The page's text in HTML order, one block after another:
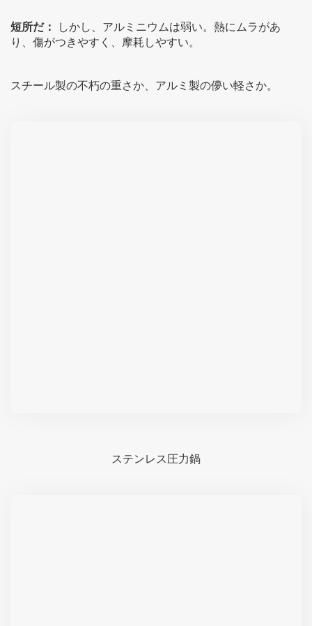
短所だ：
しかし、アルミニウムは弱い。熱にムラがあ
り、傷がつきやすく、摩耗しやすい。
スチール製の不朽の重さか、アルミ製の儚い軽さか。
ステンレス圧力鍋